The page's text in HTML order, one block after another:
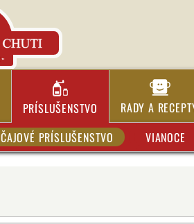
PRÍSLUŠENSTVO RADY A
ČAJOVÉ PRÍSLUŠENSTVO VIANOCE